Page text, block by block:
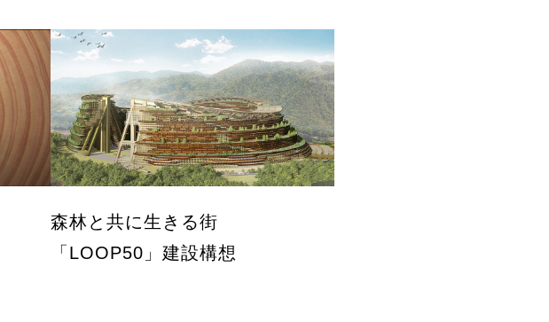
森林と共に生きる街
「LOOP50」建設構想